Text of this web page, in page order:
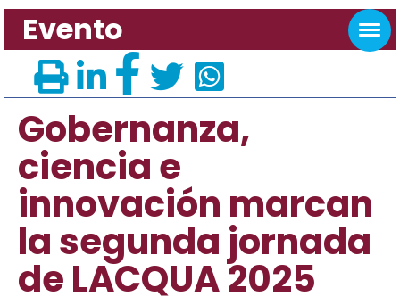
Evento
Gobernanza,
ciencia e
innovación marcan
la segunda jornada
de LACQUA 2025